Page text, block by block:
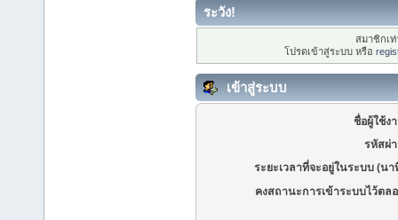
ระวัง!
สมาชิกเ
โปรดเข้าสู่ระบบ หรือ
เข้าสู่ระบบ
ชื่อผู้ใช้ง
รหัสผ่
ระยะเวลาที่จะอยู่ในระบบ (นา
คงสถานะการเข้าระบบไว้ตล